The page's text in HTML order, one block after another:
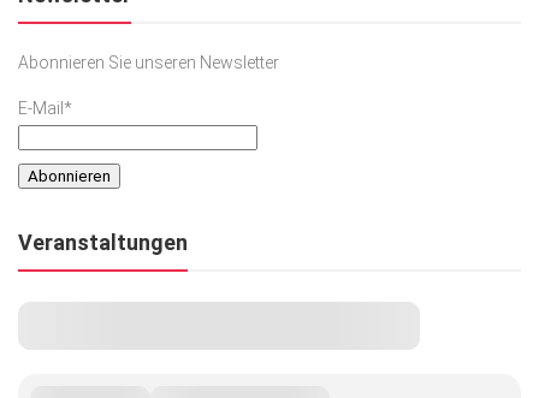
Ausflug & Reise
Podcast
SACHSEN IN PARIS
Abonnieren Sie unseren Newsletter
E-Mail*
Veranstaltungen